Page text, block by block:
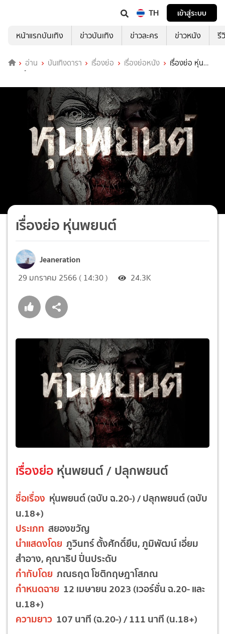
TH
เข้าสู่ระบบ
หน้าแรกบันเทิง
ข่าวบันเทิง ข่าวละคร ข่าวหนัง รี
อ่าน บันเทิงดารา เรื่องย่อ เรื่องย่อหนัง
เรื่องย่อ หุ่น
พยนต์
เรื่องย่อ หุ่นพยนต์
Jeaneration
29 มกราคม 2566 ( 14:30 ) 24.3K
เรื่องย่อ หุ่นพยนต์ / ปลุกพยนต์
ชื่อเรื่อง หุ่นพยนต์ (ฉบับ ฉ.20-) / ปลุกพยนต์ (ฉบับ
น.18+)
ประเภท สยองขวัญ
นำแสดงโดย ภูวินทร์ ตั้งศักดิ์ยืน, ภูมิพัฒน์ เอี่ยม
สำอาง, คุณาธิป ปิ่นประดับ
กำกับโดย ภณธฤต โชติกฤษฎาโสภณ
กำหนดฉาย 12 เมษายน 2023 (เวอร์ชั่น ฉ.20- และ
น.18+)
ความยาว 107 นาที (ฉ.20-) / 111 นาที (น.18+)